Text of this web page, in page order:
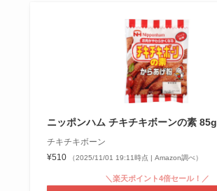
ニッポンハム チキチキボーンの素 85g
チキチキボーン
¥510
（2025/11/01 19:11時点 | Amazon調べ）
＼楽天ポイント4倍セール！／